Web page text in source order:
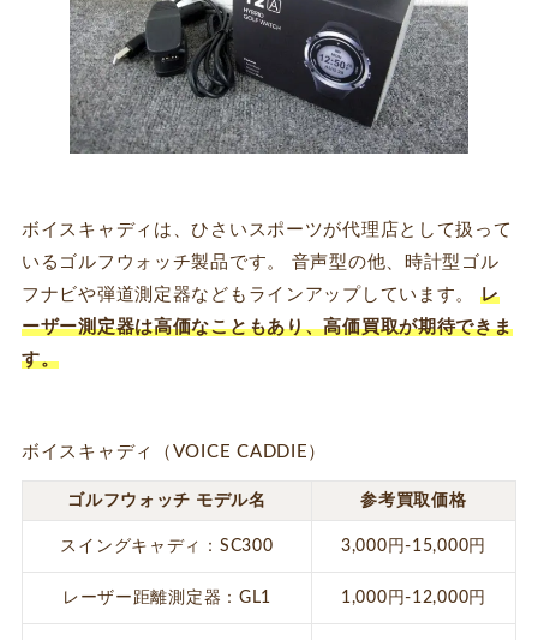
ボイスキャディは、ひさいスポーツが代理店として扱って
いるゴルフウォッチ製品です。 音声型の他、時計型ゴル
フナビや弾道測定器などもラインアップしています。 レ
ーザー測定器は高価なこともあり、高価買取が期待できま
す。
ボイスキャディ（VOICE CADDIE）
ゴルフウォッチ モデル名 参考買取価格
スイングキャディ：SC300 3,000円-15,000円
レーザー距離測定器：GL1 1,000円-12,000円